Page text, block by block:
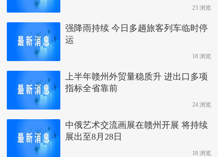
23 浏览
强降雨持续 今日多趟旅客列车临时停
运
18 浏览
上半年赣州外贸量稳质升 进出口多项
指标全省靠前
24 浏览
中俄艺术交流画展在赣州开展 将持续
展出至8月28日
18 浏览